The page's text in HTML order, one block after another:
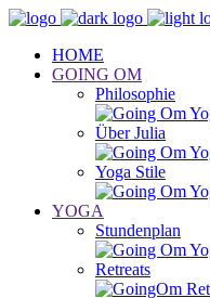
HOME
GOING OM
Philosophie
Über Julia
Yoga Stile
YOGA
Stundenplan
Retreats